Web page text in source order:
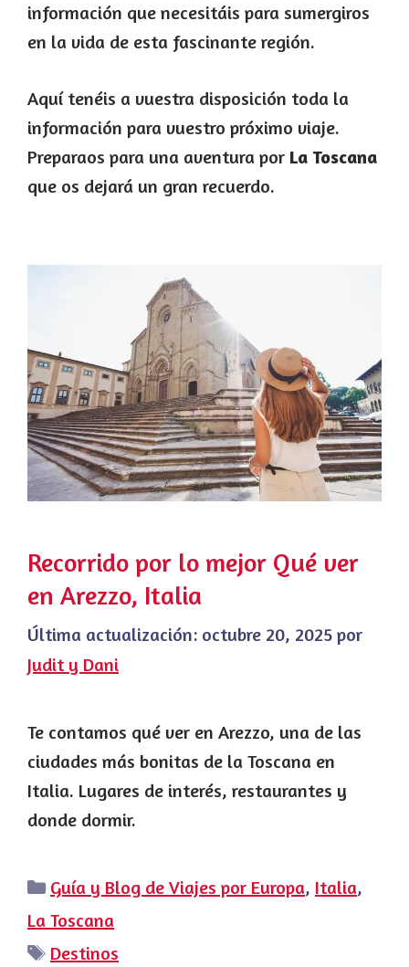
información que necesitáis para sumergiros
en la vida de esta fascinante región.
Aquí tenéis a vuestra disposición toda la
información para vuestro próximo viaje.
Preparaos para una aventura por La Toscana
que os dejará un gran recuerdo.
Recorrido por lo mejor Qué ver
en Arezzo, Italia
Última actualización: octubre 20, 2025 por
Judit y Dani
Te contamos qué ver en Arezzo, una de las
ciudades más bonitas de la Toscana en
Italia. Lugares de interés, restaurantes y
donde dormir.
Categorías
Guía y Blog de Viajes por Europa, Italia,
La Toscana
Etiquetas
Destinos